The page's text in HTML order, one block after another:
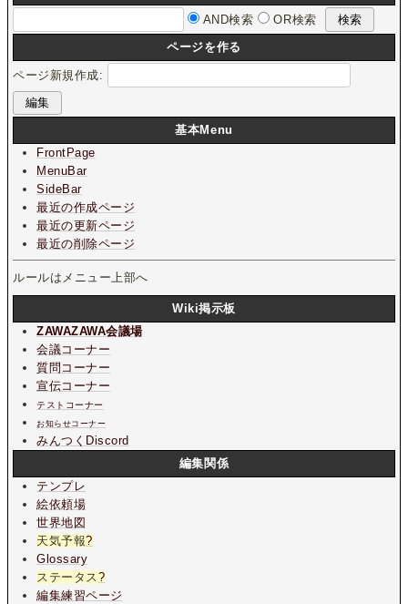
AND検索
OR検索
ページを作る
ページ新規作成:
基本Menu
FrontPage
MenuBar
SideBar
最近の作成ページ
最近の更新ページ
最近の削除ページ
ルールはメニュー上部へ
Wiki掲示板
ZAWAZAWA会議場
会議コーナー
質問コーナー
宣伝コーナー
テストコーナー
お知らせコーナー
みんつくDiscord
編集関係
テンプレ
絵依頼場
世界地図
天気予報?
Glossary
ステータス?
編集練習ページ